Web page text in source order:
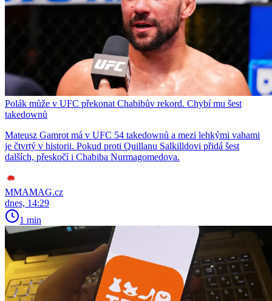
Polák může v UFC překonat Chabibův rekord. Chybí mu šest
takedownů
Mateusz Gamrot má v UFC 54 takedownů a mezi lehkými vahami
je čtvrtý v historii. Pokud proti Quillanu Salkilldovi přidá šest
dalších, přeskočí i Chabiba Nurmagomedova.
MMAMAG.cz
dnes, 14:29
1 min